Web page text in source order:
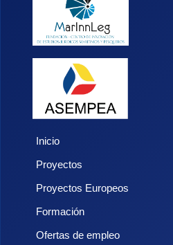
Inicio
Proyectos
Proyectos Europeos
Formación
Ofertas de empleo